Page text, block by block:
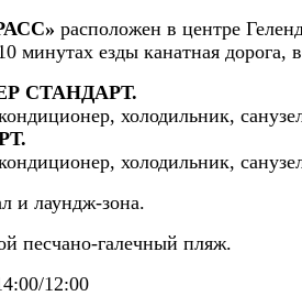
расположен в центре
минутах езды канатная дорога,
СТАНДАРТ.
холодильник,
холодильник,
и лаундж-зона.
песчано-галечный пляж.
12:00